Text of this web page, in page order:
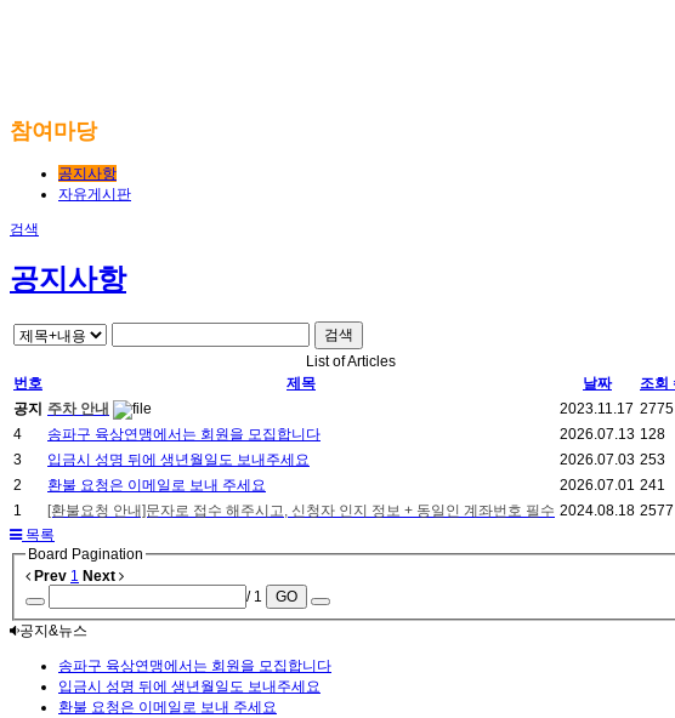
참여마당
공지사항
자유게시판
검색
공지사항
검색
List of Articles
번호
제목 날짜
조회
공지
주차 안내 2023.11.17 2775
4
송파구 육상연맹에서는 회원을 모집합니다 2026.07.13 128
3
입금시 성명 뒤에 생년월일도 보내주세요 2026.07.03 253
2
환불 요청은 이메일로 보내 주세요 2026.07.01 241
1
[환불요청 안내]문자로 접수 해주시고, 신청자 인지 정보 + 동일인 계좌번호 필수 2024.08.18 2577
목록
Board Pagination
Prev 1 Next
/ 1
GO
공지&뉴스
송파구 육상연맹에서는 회원을 모집합니다
입금시 성명 뒤에 생년월일도 보내주세요
환불 요청은 이메일로 보내 주세요